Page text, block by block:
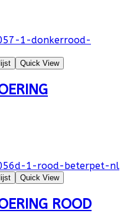
Quick View
Quick View
ROOD